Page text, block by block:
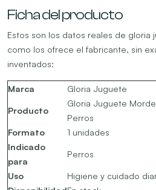
Ficha del producto
Estos son los datos reales de
como los ofrece el fabricante, sin
inventados:
Marca
Gloria Juguete
Producto
Gloria Juguete
Perros
Formato
1 unidades
Indicado
para
Perros
Uso
Higiene y cuidado